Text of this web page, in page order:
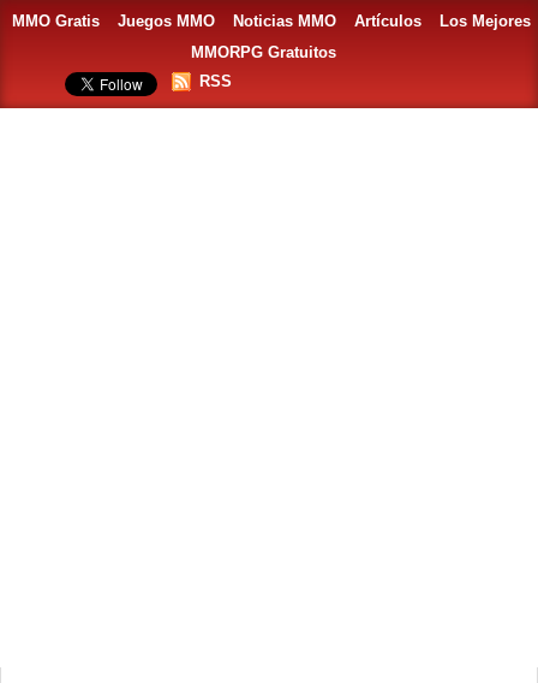
MMO Gratis Juegos MMO Noticias MMO Artículos
Los Mejores
MMORPG Gratuitos
RSS